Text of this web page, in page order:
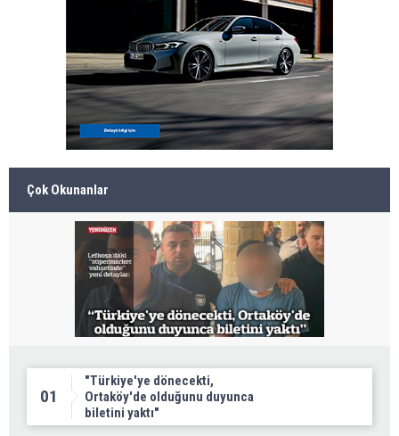
Çok Okunanlar
01
"Türkiye'ye dönecekti,
Ortaköy'de olduğunu duyunca
biletini yaktı"